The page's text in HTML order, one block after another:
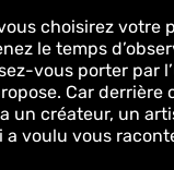
choisirez votre
le temps
vous porter par
Car derrière
un créateur, un
a voulu vous